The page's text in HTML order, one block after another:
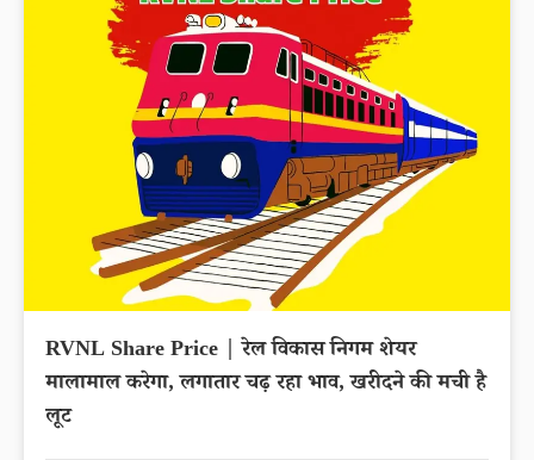
RVNL Share Price | रेल विकास निगम शेयर
मालामाल करेगा, लगातार चढ़ रहा भाव, खरीदने की मची है
लूट